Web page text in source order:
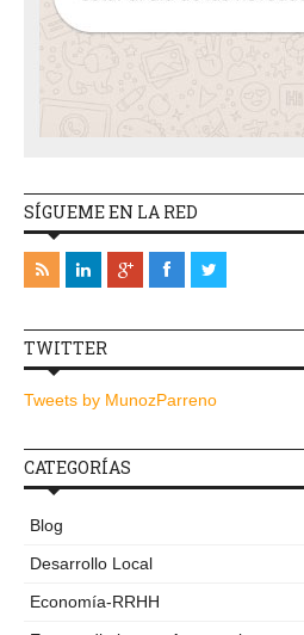
SÍGUEME EN LA RED
TWITTER
Tweets by MunozParreno
CATEGORÍAS
Blog
Desarrollo Local
Economía-RRHH